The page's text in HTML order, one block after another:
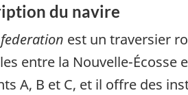
du navire
est un traversier
entre la Nouvelle-Écosse
A, B et C, et il offre des